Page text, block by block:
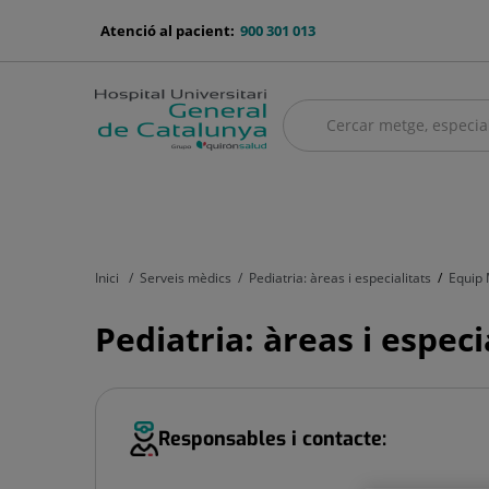
menu-
900 301 013
Atenció al pacient:
CercarCercar
Inici Serveis mèdics Pediatria: àreas i especialitats Equip
Pediatria: àreas i
Responsables i contacte: